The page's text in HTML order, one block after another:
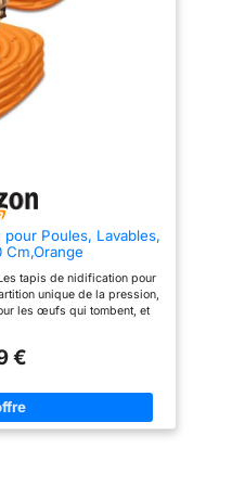
possibilités de montage : que
ce soit fixé au mur ou autonome
dans la cour, le nichoir peut être
installé de manière flexible. La
construction robuste en
polypropylène durable garantit
une utilisation stable et sûre
contribue à un environnement
de nids sain et sec qui profite à
de nettoyage : les surfaces
lisses et la conception amovible
permettent un nettoyage facile
garder leur environnement
Poules, Lavables,
Cm,Orange
tapis de nidification pour
unique de la pression,
les œufs qui tombent, et
et de prendre un chiffon
Gardez votre
un environnement plus
œufs Matériau Durable : Le
€